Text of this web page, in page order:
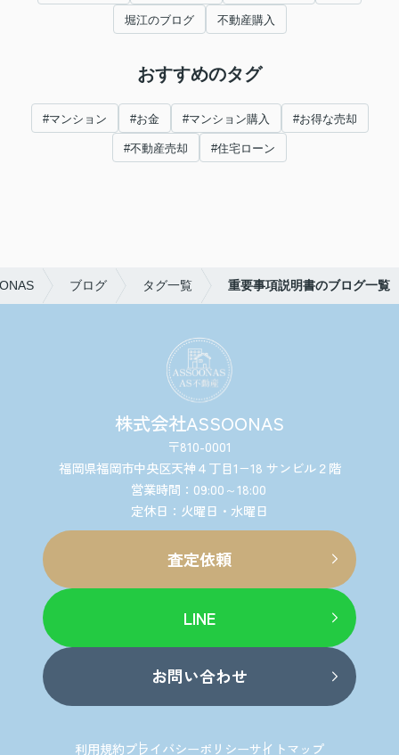
堀江のブログ 不動産購入
おすすめのタグ
#マンション #お金 #マンション購入 #お得な売却
#不動産売却 #住宅ローン
ブログ タグ一覧 重要事項説明書のブログ一覧
株式会社ASSOONAS
〒810-0001
福岡県福岡市中央区天神４丁目1−18 サンビル２階
営業時間：09:00～18:00
定休日：火曜日・水曜日
査定依頼
LINE
お問い合わせ
利用規約プライバシーポリシーサイトマップ